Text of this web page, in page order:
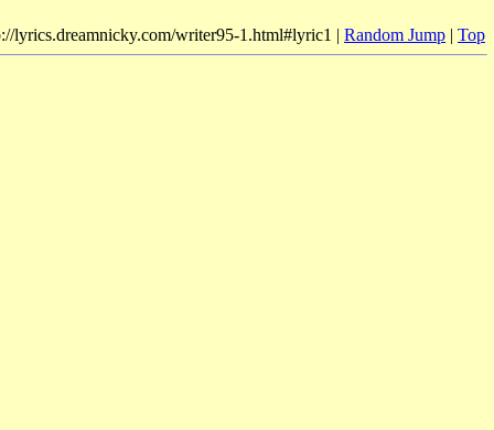
lyrics.dreamnicky.com/writer95-1.html#lyric1 | Random Jump | Top